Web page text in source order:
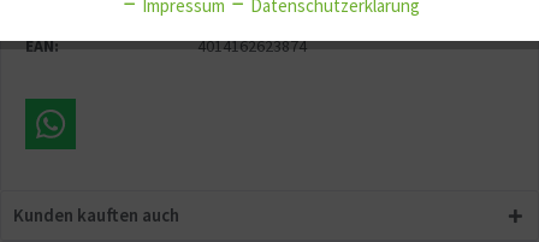
GG11192
EAN:
4014162623874
Kunden kauften auch
Impressum Datenschutzerklärung